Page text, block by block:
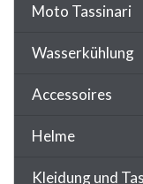
Moto Tassinari
Wasserkühlung
Accessoires
Helme
Kleidung und